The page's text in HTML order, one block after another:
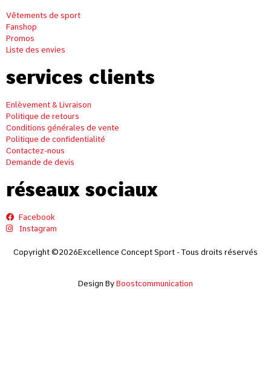
Vêtements de sport
Fanshop
Promos
Liste des envies
services clients
Enlèvement & Livraison
Politique de retours
Conditions générales de vente
Politique de confidentialité
Contactez-nous
Demande de devis
réseaux sociaux
Facebook
Instagram
Copyright ©2026Excellence Concept Sport - Tous droits réservés
Design By Boostcommunication